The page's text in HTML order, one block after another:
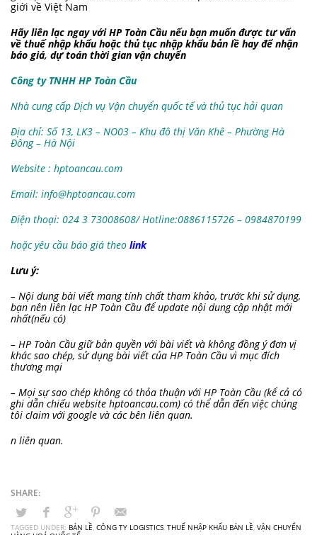
giới về Việt Nam
Hãy liên lạc ngay với HP Toàn Cầu nếu bạn muốn được tư vấn
về thuế nhập khẩu hoặc thủ tục nhập khẩu bản lề hay để nhận
báo giá, dự toán thời gian vận chuyển
Công ty TNHH HP Toàn Cầu
Nhà cung cấp Dịch vụ Vận chuyển quốc tế và thủ tục hải quan
Địa chỉ: Số 13, LK3 – NO03 – Khu đô thị Văn Khê – Phường Hà
Đông – Hà Nội
Website : hptoancau.com
Email: info@hptoancau.com
Điện thoại: 024 3 73008608/ Hotline:0886115726 – 0984870199
hoặc yêu cầu báo giá theo link
Lưu ý:
– Nội dung bài viết mang tính chất tham khảo, trước khi sử dụng,
bạn nên liên lạc HP Toàn Cầu để update nội dung cập nhật mới
nhất(nếu có)
– HP Toàn Cầu giữ bản quyền với bài viết và không đồng ý đơn vị
khác sao chép, sử dụng bài viết của HP Toàn Cầu vì mục đích
thương mại
– Mọi sự sao chép không có thỏa thuận với HP Toàn Cầu (kể cả có
ghi dẫn chiếu website hptoancau.com) có thể dẫn đến việc chúng
tôi claim với google và các bên liên quan.
n liên quan.
TAGGED UNDER: BẢN LỀ CÔNG TY LOGISTICS THUẾ NHẬP KHẨU BẢN LỀ VẬN CHUYỂN